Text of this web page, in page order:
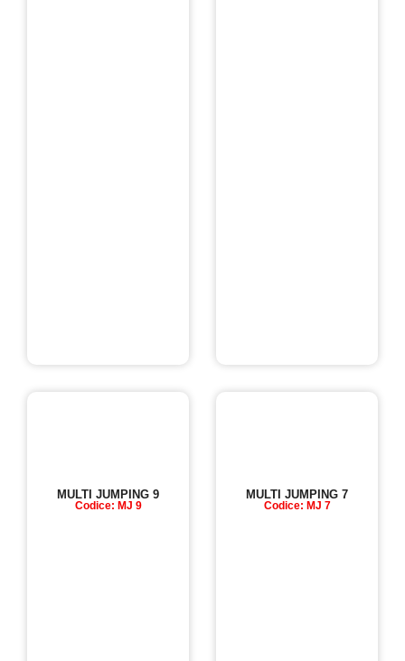
MULTI JUMPING 9
Codice: MJ 9
MULTI JUMPING 7
Codice: MJ 7